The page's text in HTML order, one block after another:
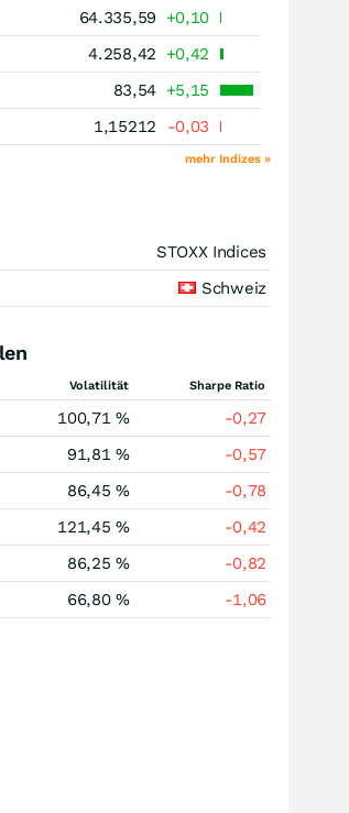
64.335,59
+0,10
4.258,42
+0,42
83,54 +5,15
1,15212 -0,03
mehr Indizes »
STOXX Indices
Schweiz
Volatilität Sharpe Ratio
100,71 %
-0,27
91,81 %
-0,57
86,45 %
-0,78
121,45 %
-0,42
86,25 %
-0,82
66,80 % -1,06